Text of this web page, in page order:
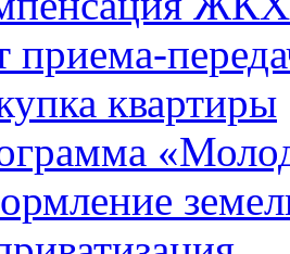
приема-
квартиры